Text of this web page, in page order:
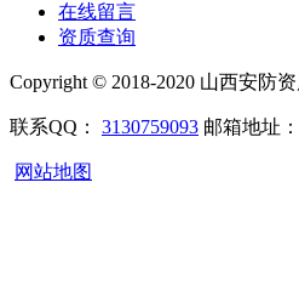
在线留言
资质查询
Copyright © 2018-2020 山西安防资
联系QQ： 3130759093 邮箱地址
网站地图